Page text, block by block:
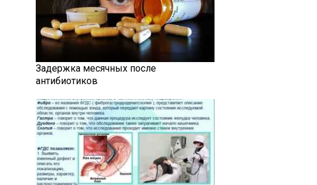
Задержка месячных после
антибиотиков